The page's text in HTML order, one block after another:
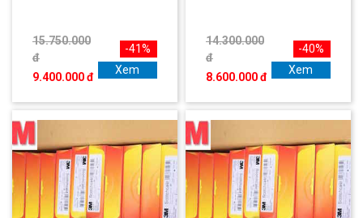
15.750.000
đ
9.400.000 đ
-41%
Xem
14.300.000
đ
8.600.000 đ
-40%
Xem